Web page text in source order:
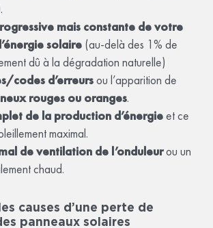
mais constante de votre
solaire (au-delà des 1% de
dû à la dégradation naturelle)
codes d’erreursou l’apparition de
rouges ou oranges.
de la production d’énergieet ce
maximal.
de ventilation de l’onduleurou un
chaud.
causes d’une perte de
panneaux solaires